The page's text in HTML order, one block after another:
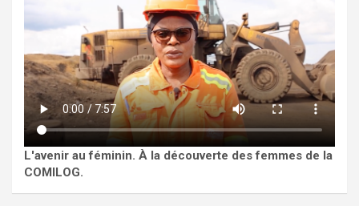
L'avenir au féminin. À la découverte des femmes de la
COMILOG.